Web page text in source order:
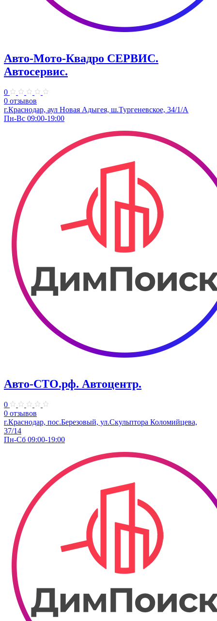
Авто-Мото-Квадро СЕРВИС.
Автосервис.
0
0 отзывов
г.Краснодар, аул Новая Адыгея, ш.Тургеневское, 34/1/А
Пн-Вс 09:00-19:00
Авто-СТО.рф. Автоцентр.
0
0 отзывов
г.Краснодар, пос.Березовый, ул.Скульптора Коломийцева,
37/14
Пн-Сб 09:00-19:00